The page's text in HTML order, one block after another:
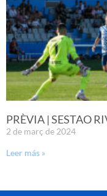
PRÈVIA | SESTAO
2 de març de 2024
Leer más »